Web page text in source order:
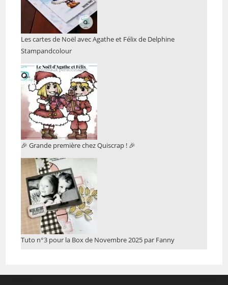
Les cartes de Noël avec Agathe et Félix de Delphine
Stampandcolour
🎉 Grande première chez Quiscrap ! 🎉
Tuto n°3 pour la Box de Novembre 2025 par Fanny